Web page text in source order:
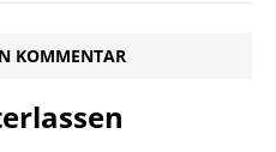
KOMMENTAR